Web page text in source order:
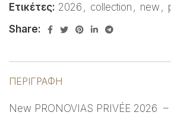
Ετικέτες: 2026 , collection , new ,
Share:
ΠΕΡΙΓΡΑΦΉ
New PRONOVIAS PRIVÉE 2026 –